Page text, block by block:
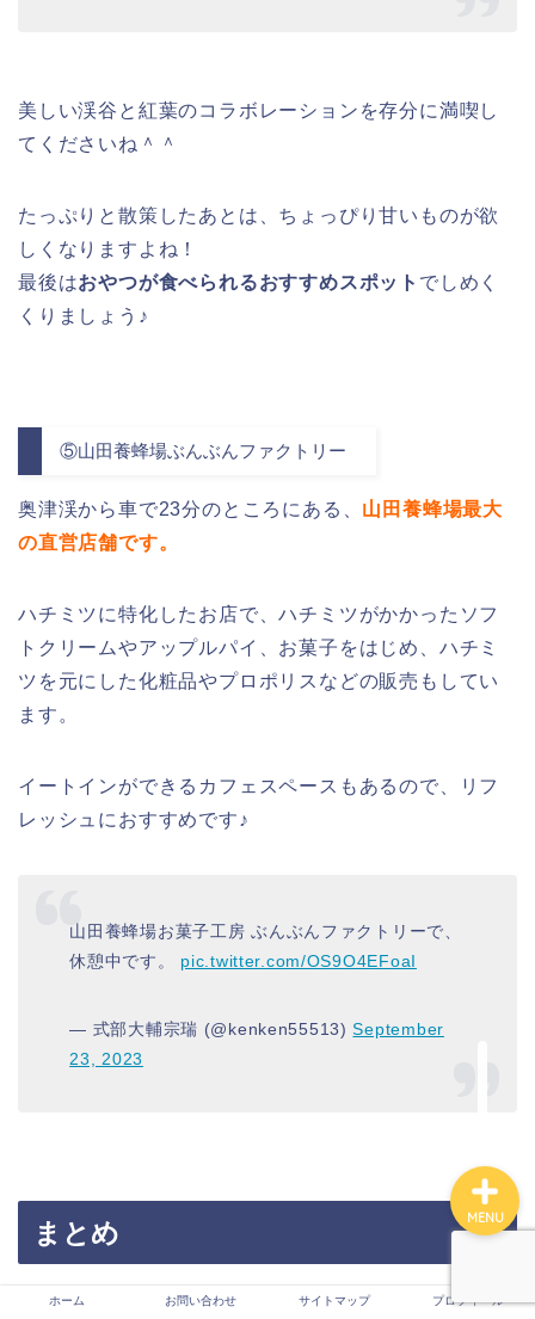
美しい渓谷と紅葉のコラボレーションを存分に満喫し
てくださいね＾＾
たっぷりと散策したあとは、ちょっぴり甘いものが欲
しくなりますよね！
最後はおやつが食べられるおすすめスポット でしめく
くりましょう♪
⑤山田養蜂場ぶんぶんファクトリー
奥津渓から車で23分のところにある、 山田養蜂場最大
の直営店舗です。
ハチミツに特化したお店で、ハチミツがかかったソフ
トクリームやアップルパイ、お菓子をはじめ、ハチミ
ツを元にした化粧品やプロポリスなどの販売もしてい
ます。
イートインができるカフェスペースもあるので、リフ
レッシュにおすすめです♪
山田養蜂場お菓子工房 ぶんぶんファクトリーで、
休憩中です。 pic.twitter.com/OS9O4EFoaI
— 式部大輔宗瑞 (@kenken55513)September
23, 2023
まとめ
スポンサーリンク
ホーム お問い合わせ サイトマップ プロフィール
MENU